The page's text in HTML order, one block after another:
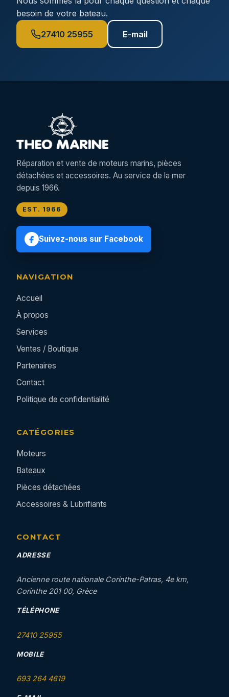
besoin de votre bateau.
27410 25955 E-mail
Réparation et vente de moteurs marins, pièces
détachées et accessoires. Au service de la mer
depuis 1966.
EST. 1966
Suivez-nous sur Facebook
NAVIGATION
Accueil
À propos
Services
Ventes / Boutique
Partenaires
Contact
Politique de confidentialité
CATÉGORIES
Moteurs
Bateaux
Pièces détachées
Accessoires & Lubrifiants
CONTACT
ADRESSE
Ancienne route nationale Corinthe-Patras, 4e km,
Corinthe 201 00, Grèce
TÉLÉPHONE
27410 25955
MOBILE
693 264 4619